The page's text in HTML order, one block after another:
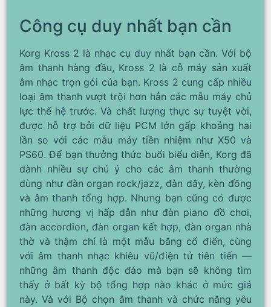
Công cụ duy nhất bạn cần
Korg Kross 2 là nhạc cụ duy nhất bạn cần. Với bộ
âm thanh hàng đầu, Kross 2 là cỗ máy sản xuất
âm nhạc trọn gói của bạn. Kross 2 cung cấp nhiều
loại âm thanh vượt trội hơn hẳn các mẫu máy chủ
lực thế hệ trước. Và chất lượng thực sự tuyệt vời,
được hỗ trợ bởi dữ liệu PCM lớn gấp khoảng hai
lần so với các mẫu máy tiền nhiệm như X50 và
PS60. Để bạn thưởng thức buổi biểu diễn, Korg đã
dành nhiều sự chú ý cho các âm thanh thường
dùng như đàn organ rock/jazz, đàn dây, kèn đồng
và âm thanh tổng hợp. Nhưng bạn cũng có được
những hương vị hấp dẫn như đàn piano đồ chơi,
đàn accordion, đàn organ kết hợp, đàn organ nhà
thờ và thậm chí là một mẫu băng cổ điển, cùng
với âm thanh nhạc khiêu vũ/điện tử tiên tiến —
những âm thanh độc đáo mà bạn sẽ không tìm
thấy ở bất kỳ bộ tổng hợp nào khác ở mức giá
này. Và với Bộ chọn âm thanh và chức năng yêu